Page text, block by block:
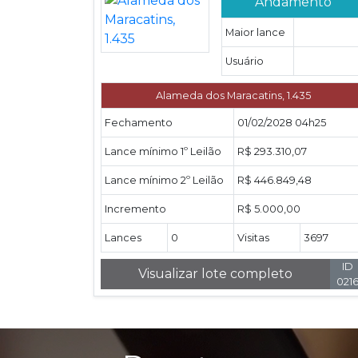
Maior lance
Usuário
Alameda dos Maracatins, 1.435
Fechamento 01/02/2028 04h25
Lance mínimo 1º Leilão R$ 293.310,07
Lance mínimo 2º Leilão R$ 446.849,48
Incremento R$ 5.000,00
Lances 0 Visitas 3697
Visualizar lote completo
ID